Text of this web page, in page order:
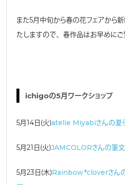
また5月中旬から春の花フェアから
たしますので、春作品はお早めにご
ichigoの5月ワークショップ
5月14日（火）atelie Miyabiさんの夏
5月21日（火）JAMCOLORさんの筆文
5月23日（木）Rainbow*cloverさんの